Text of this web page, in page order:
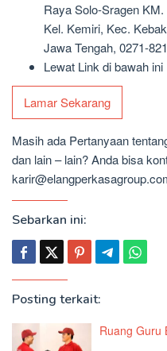
Raya Solo-Sragen
Kel. Kemiri, Kec.
Jawa Tengah, 0271-
Lewat Link di bawah ini
Lamar Sekarang
Masih ada Pertanyaan
dan lain – lain? Anda bisa
Sebarkan ini:
Posting terkait:
Ruang Guru